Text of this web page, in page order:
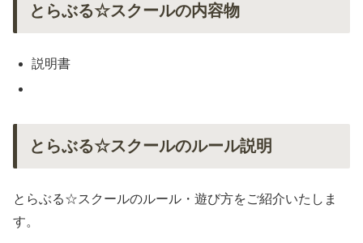
とらぶる☆スクールの内容物
説明書
とらぶる☆スクールのルール説明
とらぶる☆スクールのルール・遊び方をご紹介いたしま
す。